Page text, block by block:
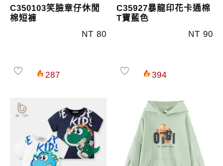
C350103笑臉章仔休閒
棉短褲
NT 80
287
C35927暴龍印花卡通棉
T寶藍色
NT 90
394